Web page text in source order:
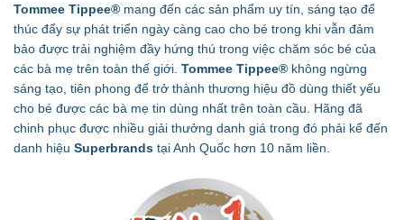
Tommee Tippee® mang đến các sản phẩm uy tín, sáng tạo để
thúc đẩy sự phát triển ngày càng cao cho bé trong khi vẫn đảm
bảo được trải nghiệm đầy hứng thú trong việc chăm sóc bé của
các bà mẹ trên toàn thế giới. Tommee Tippee® không ngừng
sáng tạo, tiên phong để trở thành thương hiệu đồ dùng thiết yếu
cho bé được các bà mẹ tin dùng nhất trên toàn cầu. Hãng đã
chinh phục được nhiều giải thưởng danh giá trong đó phải kể đến
danh hiệu Superbrands tại Anh Quốc hơn 10 năm liền.